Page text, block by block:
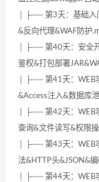
│ ├── 第3天：基础入
&反向代理&WAF防护
│ ├── 第40天：安全
鉴权&打包部署
│ ├── 第41天：WEB
&Access注入&数据库
│ ├── 第42天：WEB
查询&文件读写&权限
│ ├── 第43天：WEB
法&HTTP头&JSON&
│ ├── 第44天：WEB